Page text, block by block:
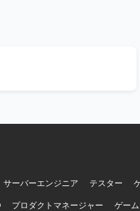
ます。
サーバーエンジニア テスター
プロダクトマネージャー ゲー